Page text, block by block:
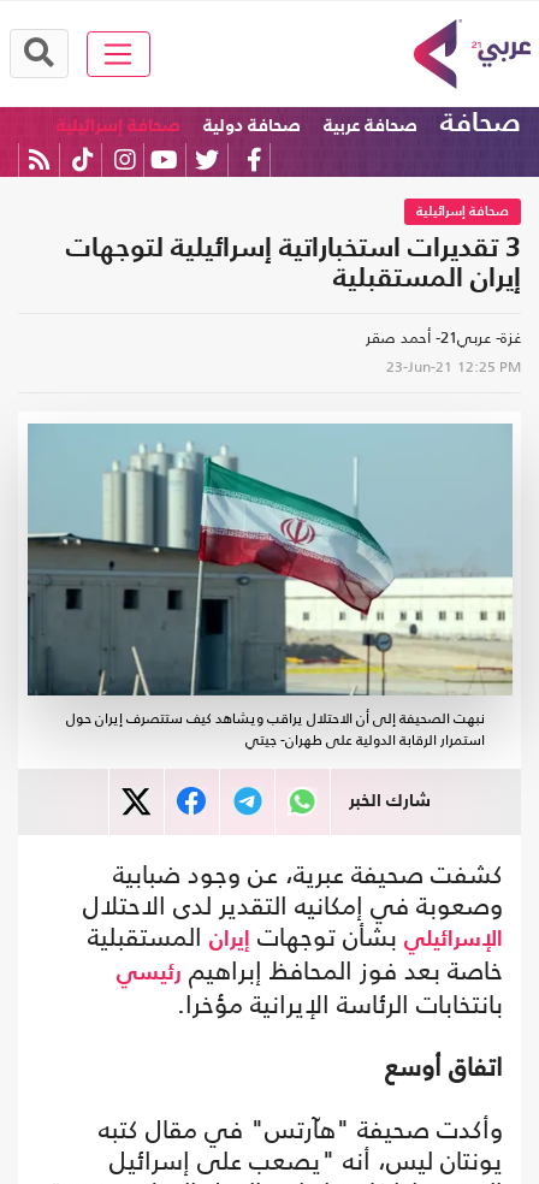
صحافة صحافة عربية صحافة دولية صحافة إسرائيلية
صحافة إسرائيلية
3 تقديرات استخباراتية إسرائيلية لتوجهات
إيران المستقبلية
غزة- عربي21- أحمد صقر
23-Jun-21 12:25 PM
نبهت الصحيفة إلى أن الاحتلال يراقب ويشاهد كيف ستتصرف إيران حول
استمرار الرقابة الدولية على طهران- جيتي
شارك الخبر
كشفت صحيفة عبرية، عن وجود ضبابية
وصعوبة في إمكانيه التقدير لدى الاحتلال
الإسرائيلي بشأن توجهات إيران المستقبلية
خاصة بعد فوز المحافظ إبراهيم رئيسي
بانتخابات الرئاسة الإيرانية مؤخرا.
اتفاق أوسع
وأكدت صحيفة "هآرتس" في مقال كتبه
يونتان ليس، أنه "يصعب على إسرائيل